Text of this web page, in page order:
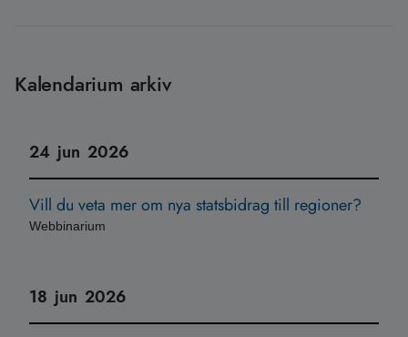
Kalendarium arkiv
24 jun 2026
Vill du veta mer om nya statsbidrag till regioner?
Webbinarium
18 jun 2026